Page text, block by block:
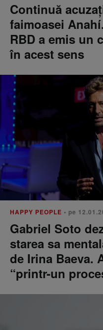
Continuă
faimoasei
RBD a emis un
în acest sens
HAPPY PEOPLE • pe
Gabriel Soto
starea sa
de Irina Baeva.
“printr-un